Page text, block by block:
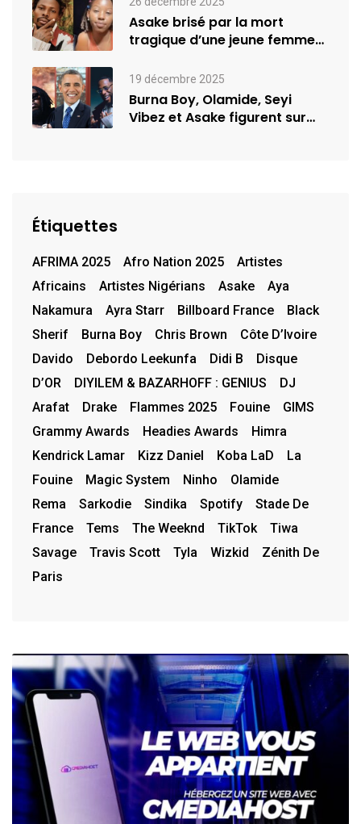
Asake brisé par la mort
tragique d’une jeune femme
19 décembre 2025
Burna Boy, Olamide, Seyi
Vibez et Asake figurent sur
Étiquettes
AFRIMA 2025 Afro Nation 2025
Artistes
Africains
Artistes Nigérians Asake
Aya
Nakamura
Ayra Starr Billboard France
Black
Sherif
Burna Boy Chris Brown
Côte D’Ivoire
Davido
Debordo Leekunfa Didi B
Disque
D’OR
DIYILEM & BAZARHOFF : GENIUS
DJ
Arafat
Drake Flammes 2025 Fouine
GIMS
Grammy Awards
Headies Awards
Himra
Kendrick Lamar
Kizz Daniel Koba LaD
La
Fouine
Magic System Ninho
Olamide
Rema
Sarkodie Sindika Spotify
Stade De
France
Tems The Weeknd TikTok
Tiwa
Savage
Travis Scott Tyla Wizkid
Zénith De
Paris